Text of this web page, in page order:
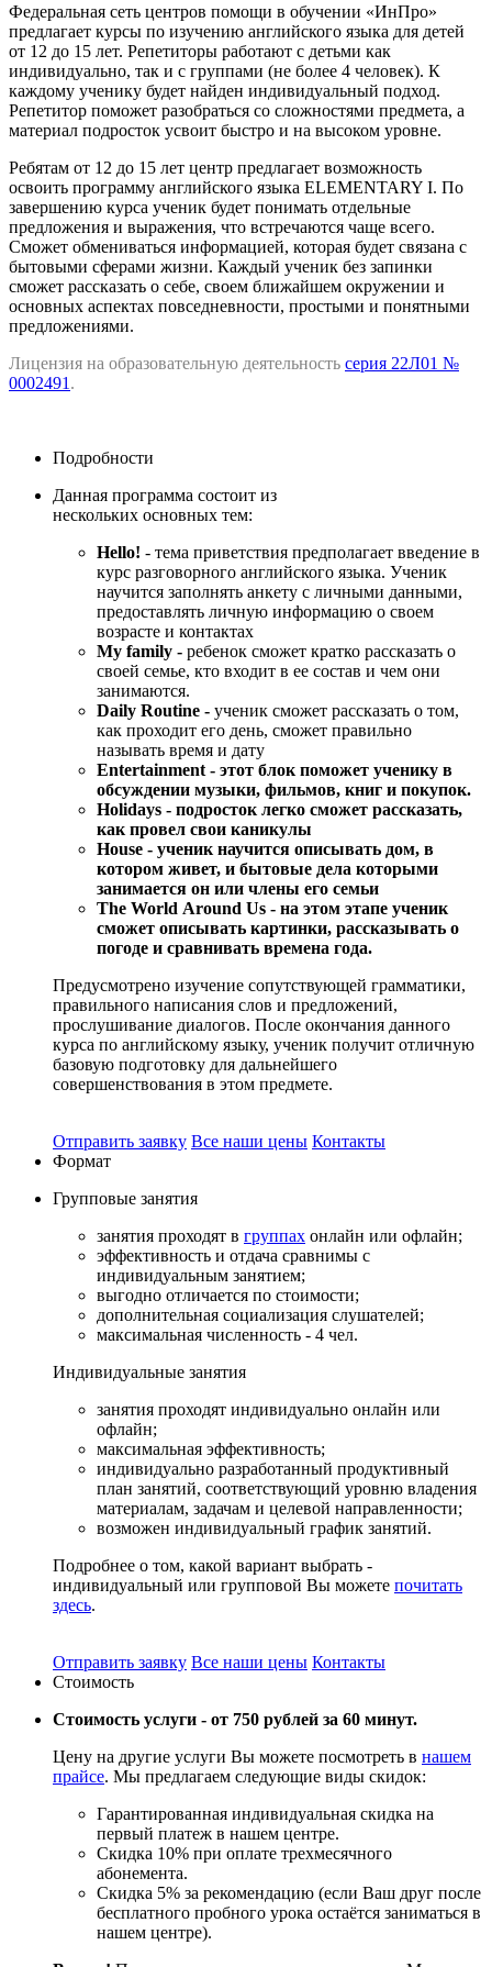
Федеральная сеть центров помощи в обучении «ИнПро»
предлагает курсы по изучению английского языка для детей
от 12 до 15 лет. Репетиторы работают с детьми как
индивидуально, так и с группами (не более 4 человек). К
каждому ученику будет найден индивидуальный подход.
Репетитор поможет разобраться со сложностями предмета, а
материал подросток усвоит быстро и на высоком уровне.
Ребятам от 12 до 15 лет центр предлагает возможность
освоить программу английского языка ELEMENTARY I. По
завершению курса ученик будет понимать отдельные
предложения и выражения, что встречаются чаще всего.
Сможет обмениваться информацией, которая будет связана с
бытовыми сферами жизни. Каждый ученик без запинки
сможет рассказать о себе, своем ближайшем окружении и
основных аспектах повседневности, простыми и понятными
предложениями.
Лицензия на образовательную деятельность серия 22Л01 №
0002491 .
Подробности
Данная программа состоит из
нескольких основных тем:
Hello! - тема приветствия предполагает введение в
курс разговорного английского языка. Ученик
научится заполнять анкету с личными данными,
предоставлять личную информацию о своем
возрасте и контактах
My family - ребенок сможет кратко рассказать о
своей семье, кто входит в ее состав и чем они
занимаются.
Daily Routine - ученик сможет рассказать о том,
как проходит его день, сможет правильно
называть время и дату
Entertainment - этот блок поможет ученику в
обсуждении музыки, фильмов, книг и покупок.
Holidays - подросток легко сможет рассказать,
как провел свои каникулы
House - ученик научится описывать дом, в
котором живет, и бытовые дела которыми
занимается он или члены его семьи
The World Around Us - на этом этапе ученик
сможет описывать картинки, рассказывать о
погоде и сравнивать времена года.
Предусмотрено изучение сопутствующей грамматики,
правильного написания слов и предложений,
прослушивание диалогов. После окончания данного
курса по английскому языку, ученик получит отличную
базовую подготовку для дальнейшего
совершенствования в этом предмете.
Отправить заявку Все наши цены Контакты
Формат
Групповые занятия
занятия проходят в группах онлайн или офлайн;
эффективность и отдача сравнимы с
индивидуальным занятием;
выгодно отличается по стоимости;
дополнительная социализация слушателей;
максимальная численность - 4 чел.
Индивидуальные занятия
занятия проходят индивидуально онлайн или
офлайн;
максимальная эффективность;
индивидуально разработанный продуктивный
план занятий, соответствующий уровню владения
материалам, задачам и целевой направленности;
возможен индивидуальный график занятий.
Подробнее о том, какой вариант выбрать -
индивидуальный или групповой Вы можете почитать
здесь.
Отправить заявку Все наши цены Контакты
Стоимость
Стоимость услуги - от 750 рублей за 60 минут.
Цену на другие услуги Вы можете посмотреть в нашем
прайсе. Мы предлагаем следующие виды скидок:
Гарантированная индивидуальная скидка на
первый платеж в нашем центре.
Скидка 10% при оплате трехмесячного
абонемента.
Скидка 5% за рекомендацию (если Ваш друг после
бесплатного пробного урока остаётся заниматься в
нашем центре).